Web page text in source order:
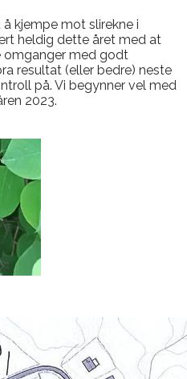
kjempe mot slirekne i
heldig dette året med at
omganger med godt
resultat (eller bedre) neste
på. Vi begynner vel med
2023.